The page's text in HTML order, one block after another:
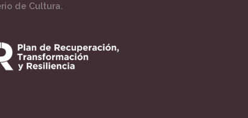
de Cultura.